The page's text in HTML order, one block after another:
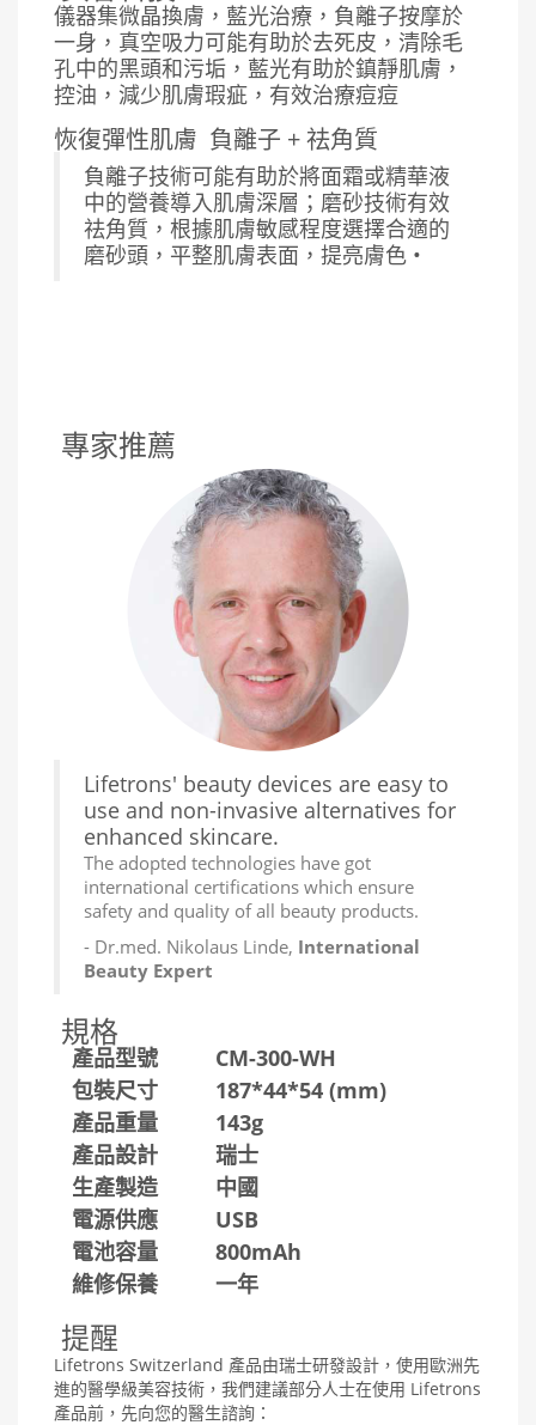
儀器集微晶換膚，藍光治療，負離子按摩於
一身，真空吸力可能有助於去死皮，清除毛
孔中的黑頭和污垢，藍光有助於鎮靜肌膚，
控油，減少肌膚瑕疵，有效治療痘痘
恢復彈性肌膚 負離子 + 祛角質
負離子技術可能有助於將面霜或精華液
中的營養導入肌膚深層；磨砂技術有效
祛角質，根據肌膚敏感程度選擇合適的
磨砂頭，平整肌膚表面，提亮膚色 •
專家推薦
Lifetrons' beauty devices are easy to
use and non-invasive alternatives for
enhanced skincare.
The adopted technologies have got
international certifications which ensure
safety and quality of all beauty products.
- Dr.med. Nikolaus Linde, International
Beauty Expert
規格
產品型號
CM-300-WH
包裝尺寸
187*44*54 (mm)
產品重量
143g
產品設計
瑞士
生產製造
中國
電源供應
USB
電池容量
800mAh
維修保養
一年
提醒
Lifetrons Switzerland 產品由瑞士研發設計，使用歐洲先
進的醫學級美容技術，我們建議部分人士在使用 Lifetrons
產品前，先向您的醫生諮詢：